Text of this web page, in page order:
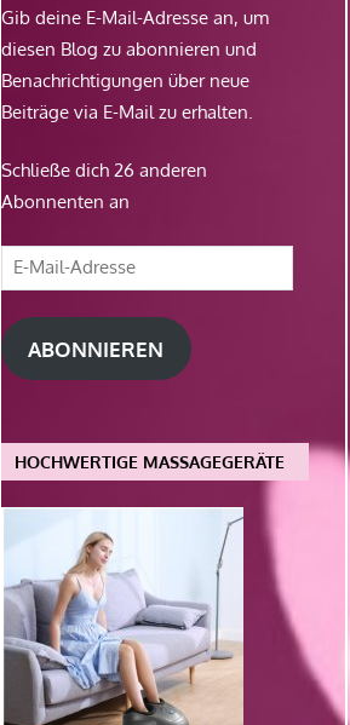
Gib deine E-Mail-Adresse an, um
diesen Blog zu abonnieren und
Benachrichtigungen über neue
Beiträge via E-Mail zu erhalten.
Schließe dich 26 anderen
Abonnenten an
E-
Mail-
Adresse
ABONNIEREN
HOCHWERTIGE MASSAGEGERÄTE